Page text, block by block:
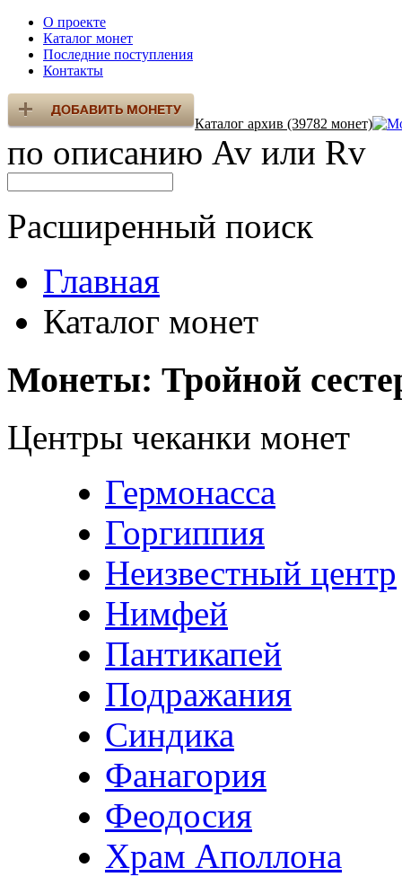
О проекте
Каталог монет
Последние поступления
Контакты
Каталог архив (39782 монет)
по описанию Av или Rv
Расширенный поиск
Главная
Каталог монет
Монеты: Тройной
Центры чеканки монет
Гермонасса
Горгиппия
Неизвестный центр
Нимфей
Пантикапей
Подражания
Синдика
Фанагория
Феодосия
Храм Аполлона